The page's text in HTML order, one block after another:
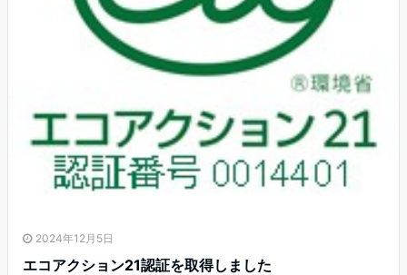
2024年12月5日
エコアクション21認証を取得しました